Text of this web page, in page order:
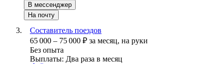
В мессенджер
На почту
Составитель поездов
65 000 – 75 000 ₽ за месяц, на руки
Без опыта
Выплаты: Два раза в месяц